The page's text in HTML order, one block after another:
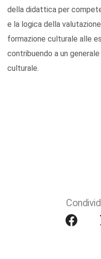
della didattica per
e la logica della
formazione culturale alle
contribuendo a un
culturale.